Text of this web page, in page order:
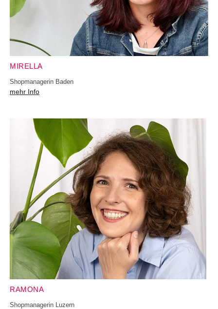
MIRELLA
Shopmanagerin Baden
mehr Info
RAMONA
Shopmanagerin Luzern